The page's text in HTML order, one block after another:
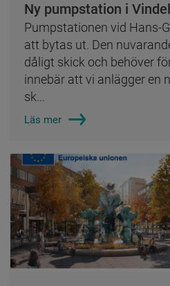
Ny pumpstation i
Pumpstationen vid Hans-
att bytas ut. Den
dåligt skick och behöver
innebär att vi anlägger en
sk...
Läs mer